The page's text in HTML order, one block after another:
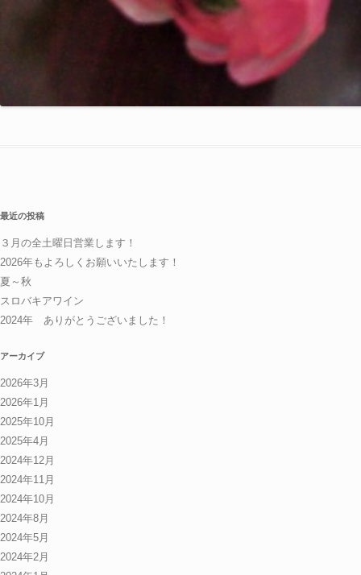
最近の投稿
３月の全土曜日営業します！
2026年もよろしくお願いいたします！
夏～秋
スロバキアワイン
2024年 ありがとうございました！
アーカイブ
2026年3月
2026年1月
2025年10月
2025年4月
2024年12月
2024年11月
2024年10月
2024年8月
2024年5月
2024年2月